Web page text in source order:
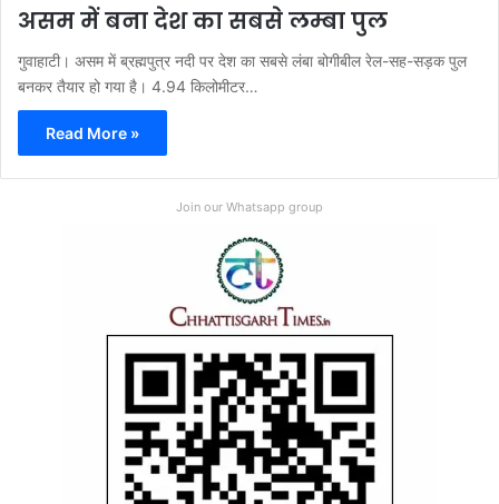
असम में बना देश का सबसे लम्बा पुल
गुवाहाटी। असम में ब्रह्मपुत्र नदी पर देश का सबसे लंबा बोगीबील रेल-सह-सड़क पुल
बनकर तैयार हो गया है। 4.94 किलोमीटर…
Read More »
Join our Whatsapp group